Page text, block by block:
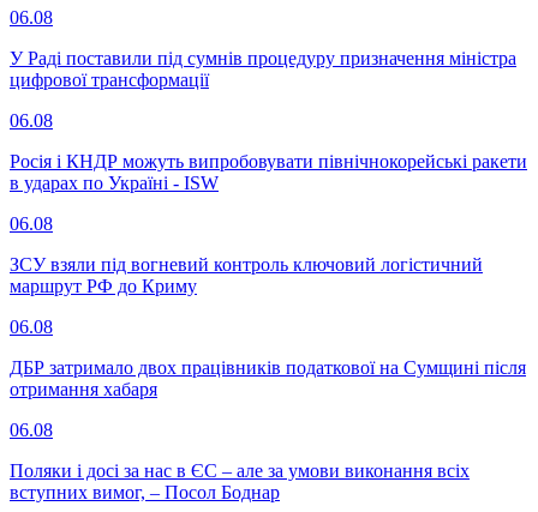
06.08
У Раді поставили під сумнів процедуру призначення міністра
цифрової трансформації
06.08
Росія і КНДР можуть випробовувати північнокорейські ракети
в ударах по Україні - ISW
06.08
ЗСУ взяли під вогневий контроль ключовий логістичний
маршрут РФ до Криму
06.08
ДБР затримало двох працівників податкової на Сумщині після
отримання хабаря
06.08
Поляки і досі за нас в ЄС – але за умови виконання всіх
вступних вимог, – Посол Боднар